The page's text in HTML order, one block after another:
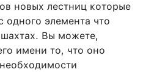
новых лестниц которые
одного элемента что
Вы можете,
имени то, что оно